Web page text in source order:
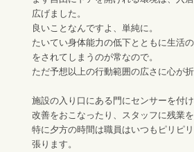
広げました。
良いことなんですよ、単純に。
たいてい身体能力の低下とともに生活
をされてしまうのが常なので。
ただ予想以上の行動範囲の広さに心が折
施設の入り口にある門にセンサーを付
改善をおこなったり、スタッフに残業
特に夕方の時間は職員はいつもピリピ
張ります。